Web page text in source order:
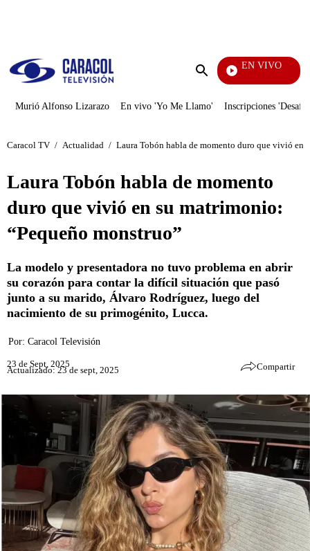
Enviar
EN VIVO
Murió Alfonso Lizarazo En vivo 'Yo Me Llamo' Inscripciones
Caracol TV / Actualidad / Laura Tobón habla de momento duro que vivió en
Laura Tobón habla de momento
duro que vivió en su matrimonio:
“Pequeño monstruo”
La modelo y presentadora no tuvo problema en abrir
su corazón para contar la difícil situación que pasó
junto a su marido, Álvaro Rodríguez, luego del
nacimiento de su primogénito, Lucca.
Por: Caracol Televisión
23 de Sept, 2025
Actualizado: 23 de sept, 2025 Compartir